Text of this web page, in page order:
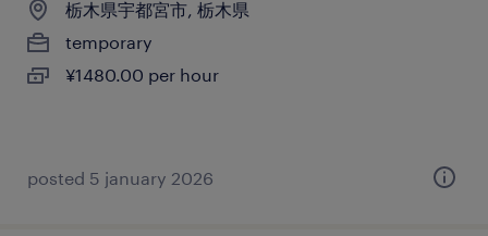
栃木県宇都宮市, 栃木県
temporary
¥1480.00 per hour
posted 5 january 2026